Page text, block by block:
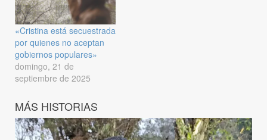
«Cristina está secuestrada
por quienes no aceptan
gobiernos populares»
domingo, 21 de
septiembre de 2025
MÁS HISTORIAS